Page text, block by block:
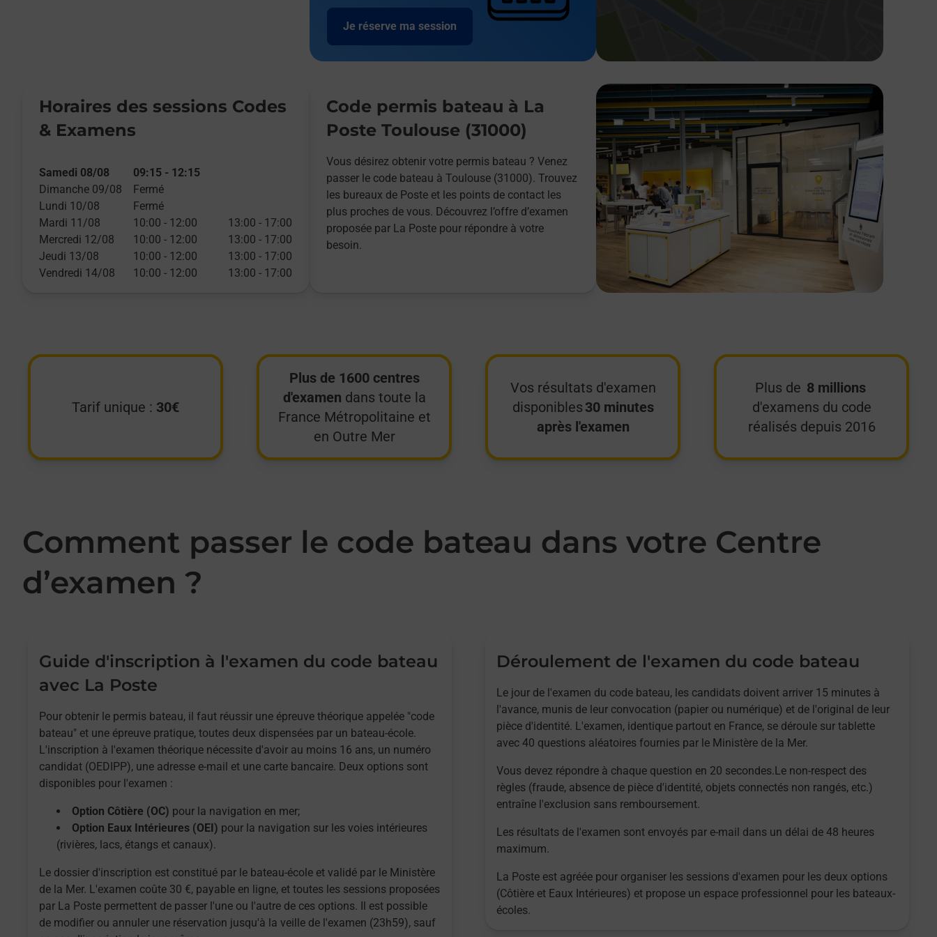
Je réserve ma session
Horaires des sessions Codes
& Examens
Samedi 08/08 09:15 - 12:15
Dimanche 09/08
Fermé
Lundi 10/08
Fermé
Mardi 11/08
10:00 - 12:00 13:00 - 17:00
Mercredi 12/08
10:00 - 12:00 13:00 - 17:00
Jeudi 13/08
10:00 - 12:00 13:00 - 17:00
Vendredi 14/08
10:00 - 12:00 13:00 - 17:00
Code permis bateau à La
Poste Toulouse (31000)
Vous désirez obtenir votre permis bateau ? Venez
passer le code bateau à Toulouse (31000). Trouvez
les bureaux de Poste et les points de contact les
plus proches de vous. Découvrez l’offre d’examen
proposée par La Poste pour répondre à votre
besoin.
Tarif unique : 30€
Plus de 1600 centres
d'examen dans toute la
France Métropolitaine et
en Outre Mer
Vos résultats d'examen
disponibles 30 minutes
après l'examen
Plus de 8 millions
d'examens du code
réalisés depuis 2016
Comment passer le code bateau dans votre Centre
d’examen ?
Guide d'inscription à l'examen du code bateau
avec La Poste
Pour obtenir le permis bateau, il faut réussir une épreuve théorique appelée "code
bateau" et une épreuve pratique, toutes deux dispensées par un bateau-école.
L'inscription à l'examen théorique nécessite d'avoir au moins 16 ans, un numéro
candidat (OEDIPP), une adresse e-mail et une carte bancaire. Deux options sont
disponibles pour l'examen :
Option Côtière (OC) pour la navigation en mer;
Option Eaux Intérieures (OEI) pour la navigation sur les voies intérieures
(rivières, lacs, étangs et canaux).
Le dossier d'inscription est constitué par le bateau-école et validé par le Ministère
de la Mer. L'examen coûte 30 €, payable en ligne, et toutes les sessions proposées
par La Poste permettent de passer l'une ou l'autre de ces options. Il est possible
de modifier ou annuler une réservation jusqu'à la veille de l'examen (23h59), sauf
Déroulement de l'examen du code bateau
Le jour de l'examen du code bateau, les candidats doivent arriver 15 minutes à
l'avance, munis de leur convocation (papier ou numérique) et de l'original de leur
pièce d'identité. L'examen, identique partout en France, se déroule sur tablette
avec 40 questions aléatoires fournies par le Ministère de la Mer.
Vous devez répondre à chaque question en 20 secondes.Le non-respect des
règles (fraude, absence de pièce d'identité, objets connectés non rangés, etc.)
entraîne l'exclusion sans remboursement.
Les résultats de l'examen sont envoyés par e-mail dans un délai de 48 heures
maximum.
La Poste est agréée pour organiser les sessions d'examen pour les deux options
(Côtière et Eaux Intérieures) et propose un espace professionnel pour les bateaux-
écoles.